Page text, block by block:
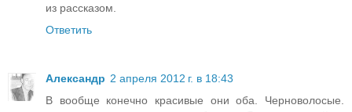
из рассказом.
Ответить
Александр 2 апреля 2012 г. в 18:43
В вообще конечно красивые они оба. Черноволосые.